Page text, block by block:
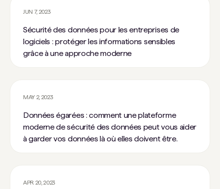
JUN 7, 2023
Sécurité des données pour les entreprises de
logiciels : protéger les informations sensibles
grâce à une approche moderne
MAY 2, 2023
Données égarées : comment une plateforme
moderne de sécurité des données peut vous aider
à garder vos données là où elles doivent être.
APR 20, 2023